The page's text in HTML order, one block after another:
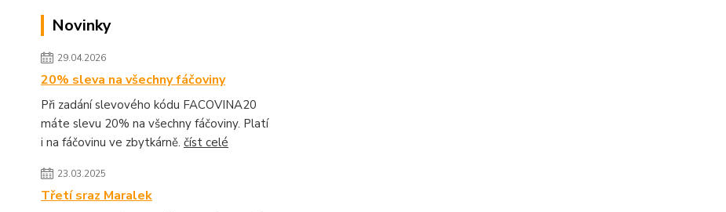
Novinky
29.04.2026
20% sleva na všechny fáčoviny
Při zadání slevového kódu FACOVINA20
máte slevu 20% na všechny fáčoviny. Platí
i na fáčovinu ve zbytkárně. číst celé
23.03.2025
Třetí sraz Maralek